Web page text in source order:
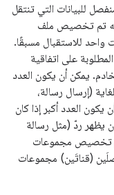
للبيانات التي تنتقل
تحديد 1 هنا يعني أنّه تم تخصيص ملف
للاستقبال مسبقًا.
على اتفاقية
يمكن أن يكون العدد
(إرسال رسالة،
العدد أكبر إذا كان
يظهر ردّ (مثل رسالة
تخصيص مجموعات
(قناتَين) مجموعات